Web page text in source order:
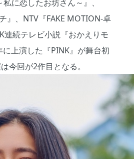
に恋したお坊さん～』、
』、NTV『FAKE MOTION-卓
連続テレビ小説『おかえりモ
上演した『PINK』が舞台初
今回が2作目となる。